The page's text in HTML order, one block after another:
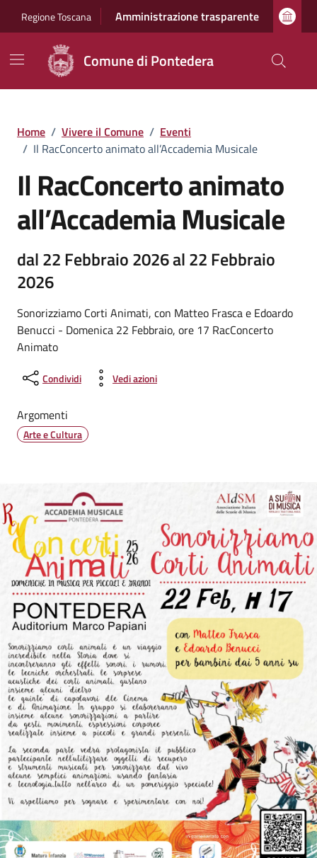
Regione Toscana Amministrazione trasparente
Comune di Pontedera
Home / Vivere il Comune / Eventi
/ Il RacConcerto animato all’Accademia Musicale
Il RacConcerto animato
all’Accademia Musicale
dal 22 Febbraio 2026 al 22 Febbraio
2026
Sonorizziamo Corti Animati, con Matteo Frasca e Edoardo
Benucci - Domenica 22 Febbraio, ore 17 RacConcerto
Animato
Condividi Vedi azioni
Argomenti
Arte e Cultura